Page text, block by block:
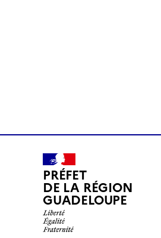
PRÉFET
DE LA RÉGION
GUADELOUPE